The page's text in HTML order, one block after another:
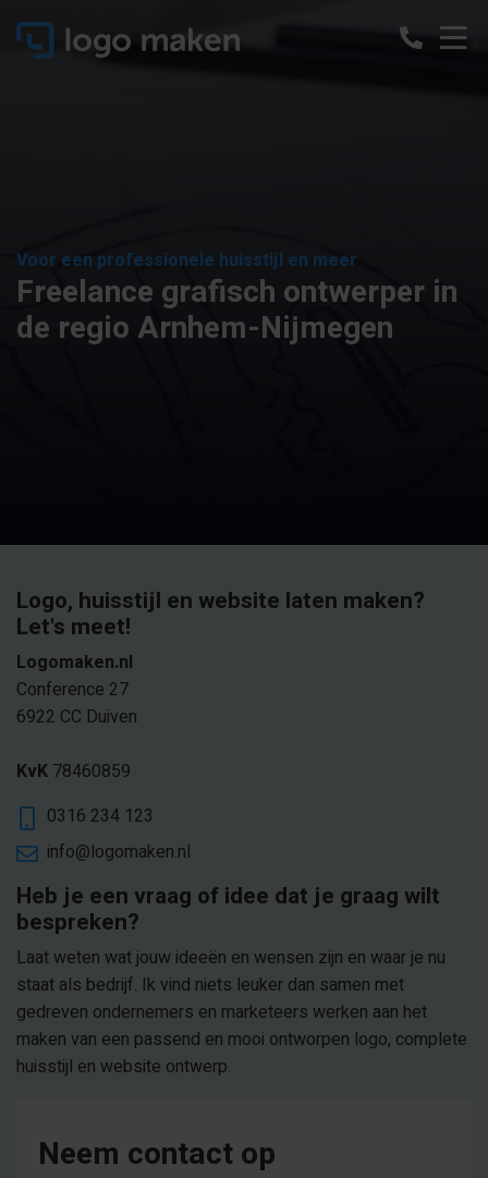
Voor een professionele huisstijl en meer
Freelance grafisch ontwerper in
de regio Arnhem-Nijmegen
Logo, huisstijl en website laten maken?
Let's meet!
Logomaken.nl
Conference 27
6922 CC Duiven
KvK 78460859
0316 234 123
info@logomaken.nl
Heb je een vraag of idee dat je graag wilt
bespreken?
Laat weten wat jouw ideeën en wensen zijn en waar je nu
staat als bedrijf. Ik vind niets leuker dan samen met
gedreven ondernemers en marketeers werken aan het
maken van een passend en mooi ontworpen logo, complete
huisstijl en website ontwerp.
Neem contact op